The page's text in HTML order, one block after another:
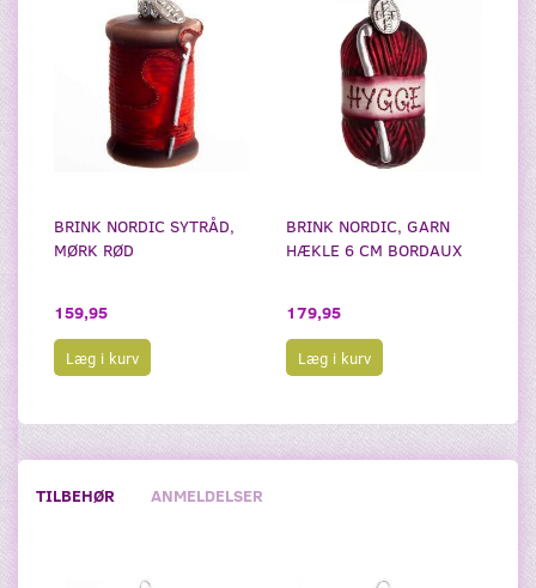
BRINK NORDIC SYTRÅD,
MØRK RØD
159,95
Læg i kurv
BRINK NORDIC, GARN
HÆKLE 6 CM BORDAUX
179,95
Læg i kurv
TILBEHØR ANMELDELSER